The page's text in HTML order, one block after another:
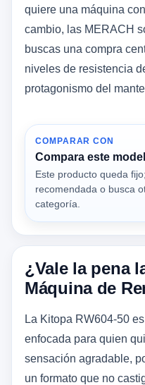
quiere una máquina
cambio, las MERACH
buscas una compra
niveles de resistencia
protagonismo del
COMPARAR CON
Compara este
Este producto queda
recomendada o busca
categoría.
¿Vale la pena
Máquina de
La Kitopa RW604-50
enfocada para quien
sensación agradable,
un formato que no